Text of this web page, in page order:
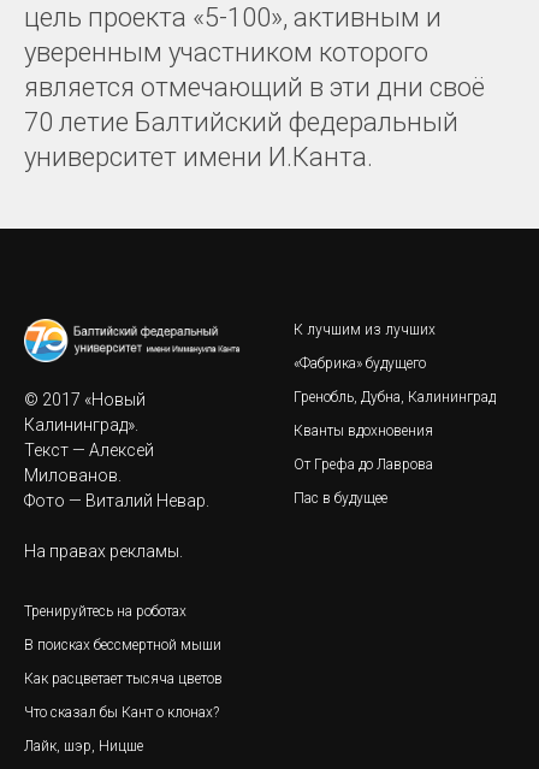
цель проекта «5-100», активным и
уверенным участником которого
является отмечающий в эти дни своё
70 летие Балтийский федеральный
университет имени И.Канта.
© 2017 «Новый
Калининград».
Текст — Алексей
Милованов.
Фото — Виталий Невар.
На правах рекламы.
К лучшим из лучших
«Фабрика» будущего
Гренобль, Дубна, Калининград
Кванты вдохновения
От Грефа до Лаврова
Пас в будущее
Тренируйтесь на роботах
В поисках бессмертной мыши
Как расцветает тысяча цветов
Что сказал бы Кант о клонах?
Лайк, шэр, Ницше